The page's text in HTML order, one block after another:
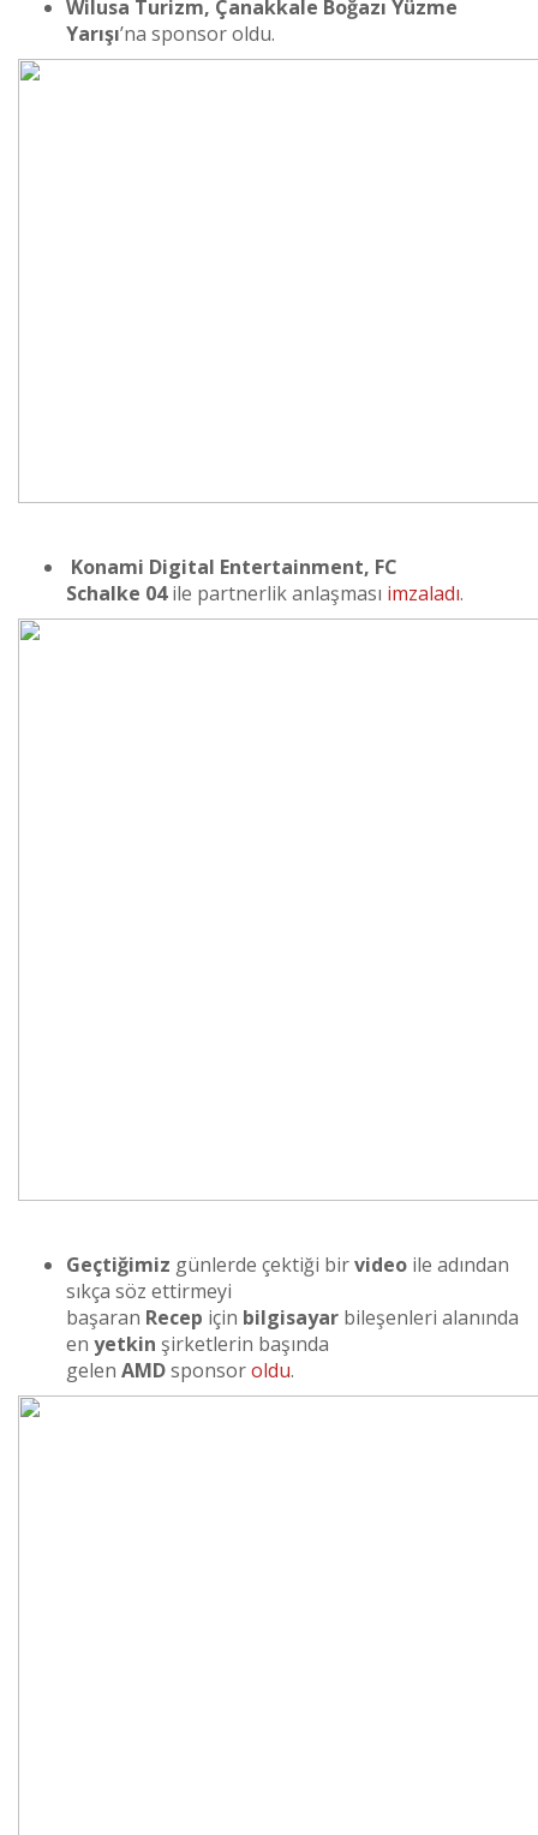
Wilusa Turizm, Çanakkale Boğazı Yüzme
Yarışı’na sponsor oldu.
Konami Digital Entertainment, FC
Schalke 04ile partnerlik anlaşması imzaladı.
Geçtiğimiz günlerde çektiği birvideo ile adından
sıkça söz ettirmeyi
başaran Recep için bilgisayar bileşenleri alanında
en yetkin şirketlerin başında
gelen AMDsponsoroldu.